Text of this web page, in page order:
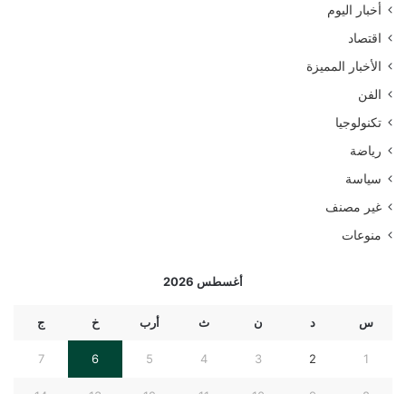
أخبار اليوم
اقتصاد
الأخبار المميزة
الفن
تكنولوجيا
رياضة
سياسة
غير مصنف
منوعات
أغسطس 2026
س د ن ث أرب خ ج
1
2
3
4
5
6
7